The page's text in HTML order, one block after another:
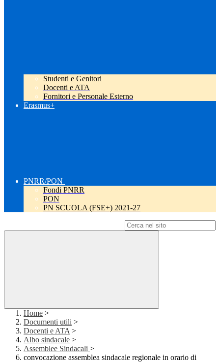
Studenti e Genitori
Docenti e ATA
Fornitori e Personale Esterno
Erasmus+
PNRR/PON
Fondi PNRR
PON
PN SCUOLA (FSE+) 2021-27
Home >
Documenti utili >
Docenti e ATA >
Albo sindacale >
Assemblee Sindacali >
convocazione assemblea sindacale regionale in orario di